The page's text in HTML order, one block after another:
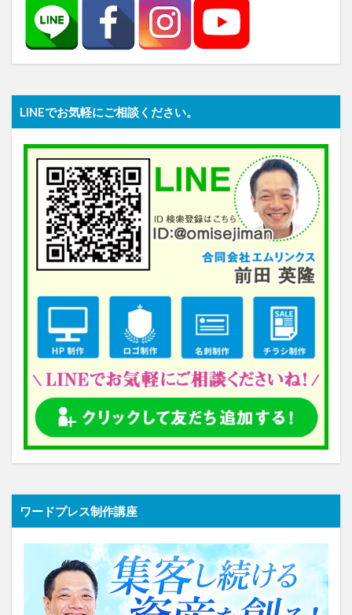
LINEでお気軽にご相談ください。
ワードプレス制作講座